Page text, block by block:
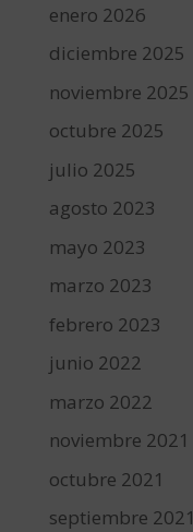
enero 2026
diciembre 2025
noviembre 2025
octubre 2025
julio 2025
agosto 2023
mayo 2023
marzo 2023
febrero 2023
junio 2022
marzo 2022
noviembre 2021
octubre 2021
septiembre 2021